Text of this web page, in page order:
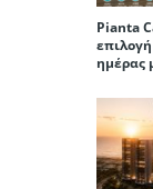
Pianta
ημέρας